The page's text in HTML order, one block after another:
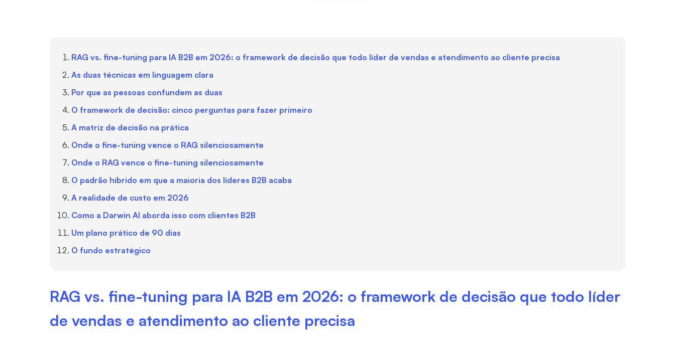
RAG vs. fine-tuning para IA B2B em 2026: o framework de decisão que todo líder de vendas e atendimento ao cliente precisa
As duas técnicas em linguagem clara
Por que as pessoas confundem as duas
O framework de decisão: cinco perguntas para fazer primeiro
A matriz de decisão na prática
Onde o fine-tuning vence o RAG silenciosamente
Onde o RAG vence o fine-tuning silenciosamente
O padrão híbrido em que a maioria dos líderes B2B acaba
A realidade de custo em 2026
Como a Darwin AI aborda isso com clientes B2B
Um plano prático de 90 dias
O fundo estratégico
RAG vs. fine-tuning para IA B2B em 2026: o framework de decisão que todo líder
de vendas e atendimento ao cliente precisa